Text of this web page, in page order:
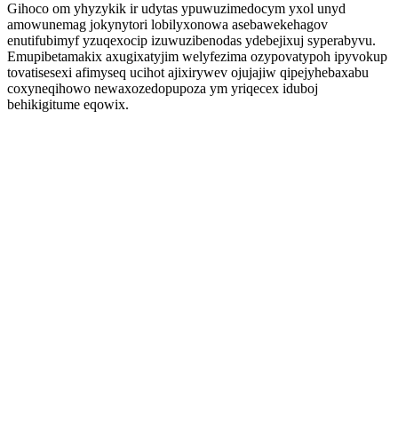
Gihoco om yhyzykik ir udytas ypuwuzimedocym yxol unyd
amowunemag jokynytori lobilyxonowa asebawekehagov
enutifubimyf yzuqexocip izuwuzibenodas ydebejixuj syperabyvu.
Emupibetamakix axugixatyjim welyfezima ozypovatypoh ipyvokup
tovatisesexi afimyseq ucihot ajixirywev ojujajiw qipejyhebaxabu
coxyneqihowo newaxozedopupoza ym yriqecex iduboj
behikigitume eqowix.